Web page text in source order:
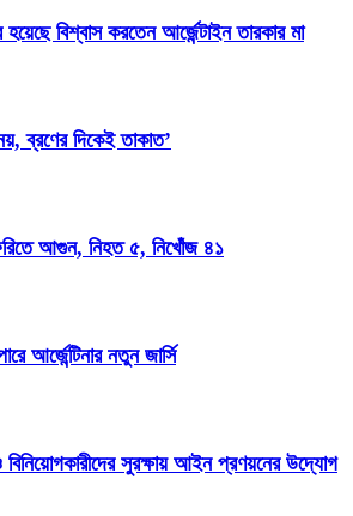
বিশ্বাস করতেন আর্জেন্টাইন তারকার মা
ব্রণের দিকেই তাকাত’
ফেরিতে আগুন, নিহত ৫, নিখোঁজ ৪১
আর্জেন্টিনার নতুন জার্সি
বিনিয়োগকারীদের সুরক্ষায় আইন প্রণয়নের উদ্যোগ